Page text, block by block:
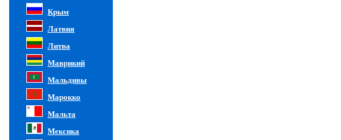
Крым
Латвия
Литва
Маврикий
Мальдивы
Марокко
Мальта
Мексика